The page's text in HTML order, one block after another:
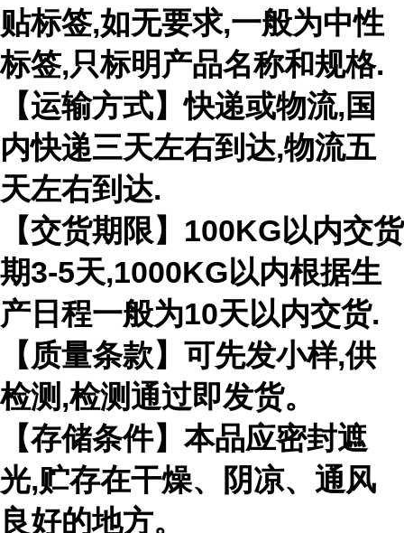
贴标签,如无要求,一般为中性
标签,只标明产品名称和规格.
【运输方式】快递或物流,国
内快递三天左右到达,物流五
天左右到达.
【交货期限】100KG以内交货
期3-5天,1000KG以内根据生
产日程一般为10天以内交货.
【质量条款】可先发小样,供
检测,检测通过即发货。
【存储条件】本品应密封遮
光,贮存在干燥、阴凉、通风
良好的地方。